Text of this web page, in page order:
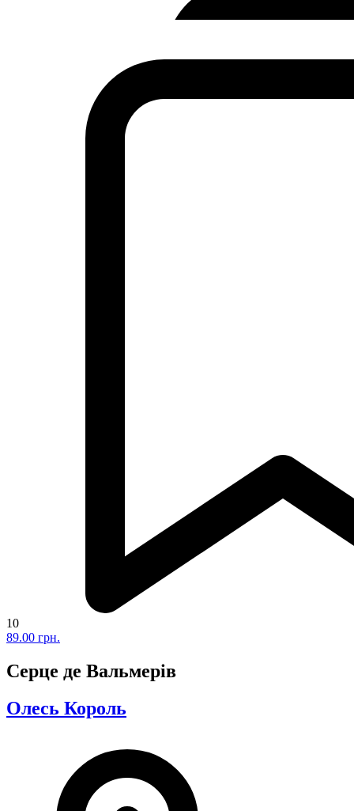
10
89.00 грн.
Серце де Вальмерів
Олесь Король